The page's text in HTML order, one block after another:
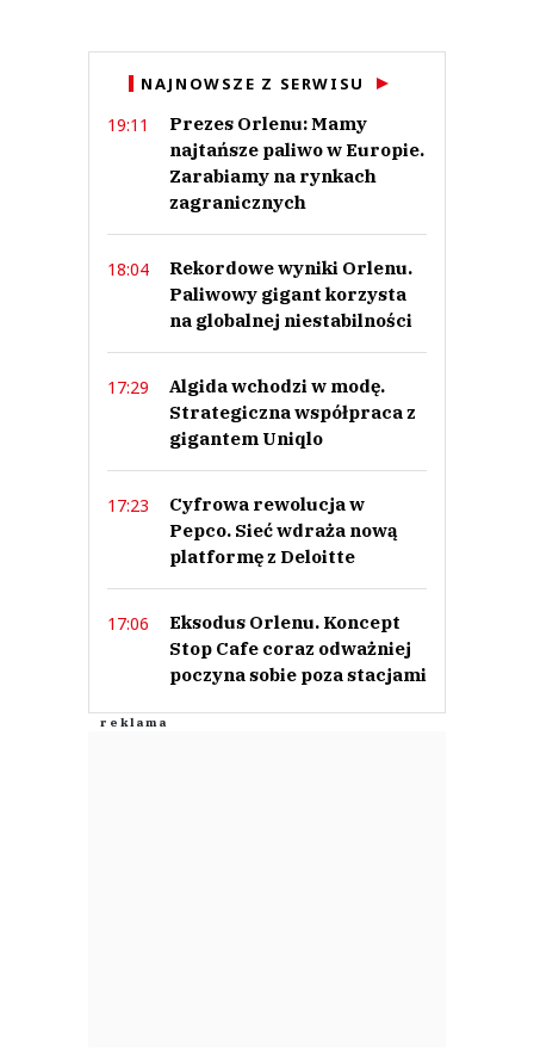
NAJNOWSZE Z SERWISU
19:11
Prezes Orlenu: Mamy
najtańsze paliwo w Europie.
Zarabiamy na rynkach
zagranicznych
18:04
Rekordowe wyniki Orlenu.
Paliwowy gigant korzysta
na globalnej niestabilności
17:29
Algida wchodzi w modę.
Strategiczna współpraca z
gigantem Uniqlo
17:23
Cyfrowa rewolucja w
Pepco. Sieć wdraża nową
platformę z Deloitte
17:06
Eksodus Orlenu. Koncept
Stop Cafe coraz odważniej
poczyna sobie poza stacjami